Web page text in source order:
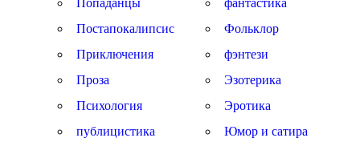
Попаданцы
Постапокалипсис
Приключения
Проза
Психология
публицистика
фантастика
Фольклор
фэнтези
Эзотерика
Эротика
Юмор и сатира